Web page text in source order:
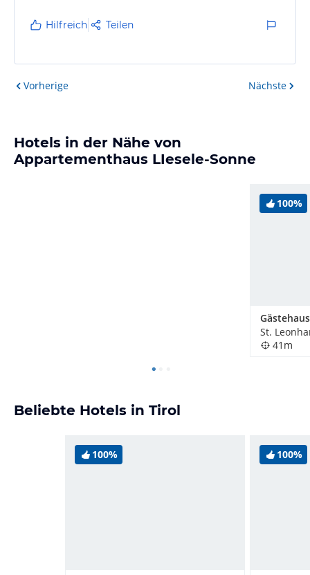
Hilfreich Teilen
Vorherige Nächste
Hotels in der Nähe von
Appartementhaus LIesele-Sonne
100%
St.
41m
Beliebte Hotels in Tirol
100% 100%